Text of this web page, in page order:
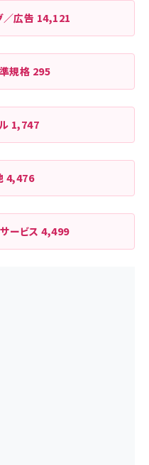
／広告 14,121
規格 295
1,747
4,476
ービス4,499